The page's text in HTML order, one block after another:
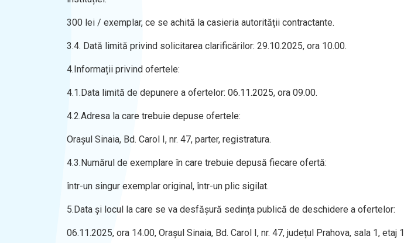
300 lei / exemplar, ce se achită la casieria autorității contractante.
3.4. Dată limită privind solicitarea clarificărilor: 29.10.2025, ora 10.00.
4.Informații privind ofertele:
4.1.Data limită de depunere a ofertelor: 06.11.2025, ora 09.00.
4.2.Adresa la care trebuie depuse ofertele:
Orașul Sinaia, Bd. Carol I, nr. 47, parter, registratura.
4.3.Numărul de exemplare în care trebuie depusă fiecare ofertă:
într-un singur exemplar original, într-un plic sigilat.
5.Data și locul la care se va desfășură sedința publică de deschidere a ofertelor:
06.11.2025, ora 14.00, Orașul Sinaia, Bd. Carol I, nr. 47, județul Prahova, sala 1, etaj